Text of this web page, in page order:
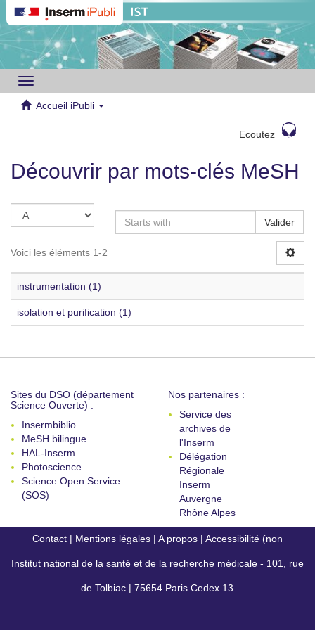
Toggle
navigation
Accueil iPubli
Ecoutez
Découvrir par mots-clés MeSH
Valider
Voici les éléments 1-2
instrumentation (1)
isolation et purification (1)
Sites du DSO (département
Science Ouverte) :
Insermbiblio
MeSH bilingue
HAL-Inserm
Photoscience
Science Open Service
(SOS)
Nos partenaires :
Service des
archives de
l'Inserm
Délégation
Régionale
Inserm
Auvergne
Rhône Alpes
Contact | Mentions légales | A propos | Accessibilité (non
conforme)
Institut national de la santé et de la recherche médicale - 101, rue
de Tolbiac | 75654 Paris Cedex 13